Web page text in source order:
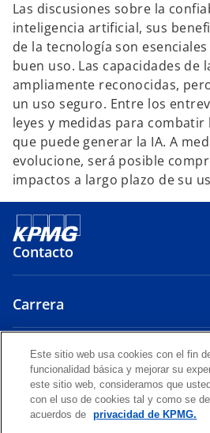
Las discusiones sobre la
inteligencia artificial, sus
de la tecnología son
buen uso. Las capacidades de
ampliamente reconocidas,
un uso seguro. Entre los
leyes y medidas para
que puede generar la IA. A
evolucione, será posible
impactos a largo plazo de su
Contacto
Carrera
Políticas
s
e
s
e
s
e
Legal
Este sitio web usa cookies con el fin
funcionalidad básica y mejorar su
este sitio web, consideramos que
con el uso de cookies tal y como se
acuerdos de
privacidad de KPMG.